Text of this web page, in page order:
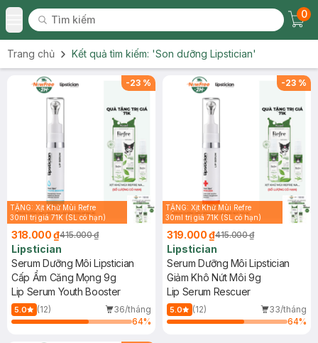
Toggle Menu
Tìm kiếm
Tìm kiếm
0
Trang chủ Kết quả tìm kiếm: 'Son dưỡng Lipstician'
-23 %
TẶNG: Xịt Khử Mùi Refre
30ml trị giá 71K (SL có hạn)
318.000 ₫415.000 ₫
Lipstician
Serum Dưỡng Môi Lipstician
Cấp Ẩm Căng Mọng 9g
Lip Serum Youth Booster
5.0 (12)
36/tháng
64%
-23 %
TẶNG: Xịt Khử Mùi Refre
30ml trị giá 71K (SL có hạn)
319.000 ₫415.000 ₫
Lipstician
Serum Dưỡng Môi Lipstician
Giảm Khô Nứt Môi 9g
Lip Serum Rescuer
5.0 (12)
33/tháng
64%